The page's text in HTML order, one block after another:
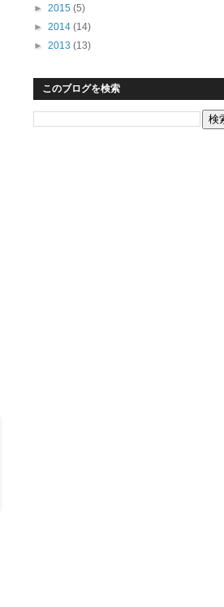
► 2015 (5)
► 2014 (14)
► 2013 (13)
このブログを検索